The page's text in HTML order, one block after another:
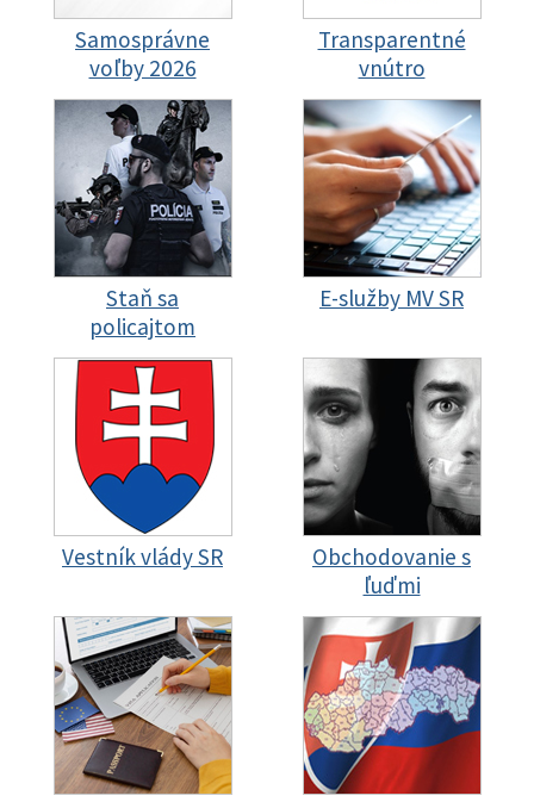
Samosprávne
voľby 2026
Transparentné
vnútro
Staň sa
policajtom
E-služby MV SR
Vestník vlády SR
Obchodovanie s
ľuďmi